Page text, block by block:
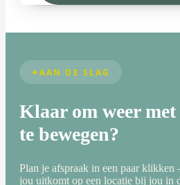
AAN DE SLAG
Klaar om weer
te bewegen?
Plan je afspraak in een paar
jou uitkomt op een locatie bij jou in